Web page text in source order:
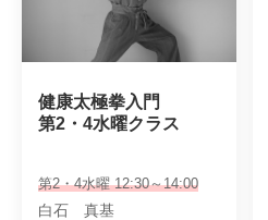
健康太極拳入門
第2・4水曜クラス
第2・4水曜 12:30～14:00
白石 真基